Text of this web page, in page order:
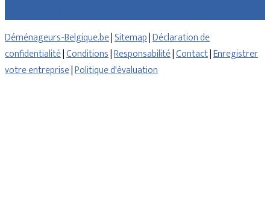
Déménageurs-Belgique.be|Sitemap|Déclaration de
confidentialité|Conditions|Responsabilité|Contact|Enregistrer
votre entreprise|Politique d'évaluation